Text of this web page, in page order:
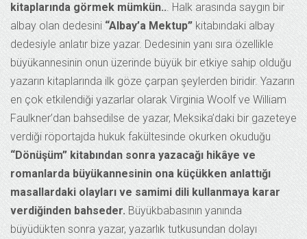
kitaplarında görmek mümkün... Halk arasında saygın bir
albay olan dedesini “Albay’a Mektup” kitabındaki albay
dedesiyle anlatır bize yazar. Dedesinin yanı sıra özellikle
büyükannesinin onun üzerinde büyük bir etkiye sahip olduğu
yazarın kitaplarında ilk göze çarpan şeylerden biridir. Yazarın
en çok etkilendiği yazarlar olarak Virginia Woolf ve William
Faulkner’dan bahsedilse de yazar, Meksika’daki bir gazeteye
verdiği röportajda hukuk fakültesinde okurken okuduğu
“Dönüşüm” kitabından sonra yazacağı hikâye ve
romanlarda büyükannesinin ona küçükken anlattığı
masallardaki olayları ve samimi dili kullanmaya karar
verdiğinden bahseder. Büyükbabasının yanında
büyüdükten sonra yazar, yazarlık tutkusundan dolayı